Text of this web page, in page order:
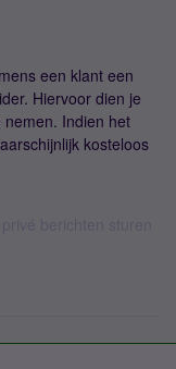
een klant een
Hiervoor dien je
Indien het
kosteloos